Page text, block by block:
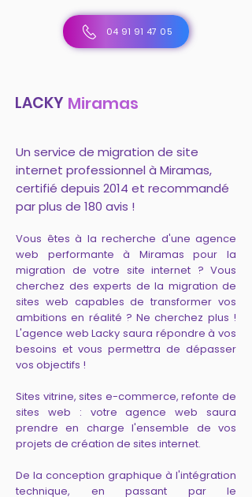
04 91 91 47 05
LACKY Miramas
Un service de migration de site
internet professionnel à Miramas,
certifié depuis 2014 et recommandé
par plus de 180 avis !
Vous êtes à la recherche d'une agence
web performante à Miramas pour la
migration de votre site internet ? Vous
cherchez des experts de la migration de
sites web capables de transformer vos
ambitions en réalité ? Ne cherchez plus !
L'agence web Lacky saura répondre à vos
besoins et vous permettra de dépasser
vos objectifs !
Sites vitrine, sites e-commerce, refonte de
sites web : votre agence web saura
prendre en charge l'ensemble de vos
projets de création de sites internet.
De la conception graphique à l'intégration
technique, en passant par le